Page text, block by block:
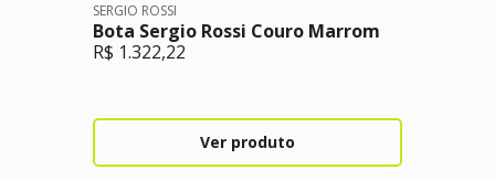
SERGIO ROSSI
Bota Sergio Rossi Couro Marrom
R$ 1.322,22
Ver produto